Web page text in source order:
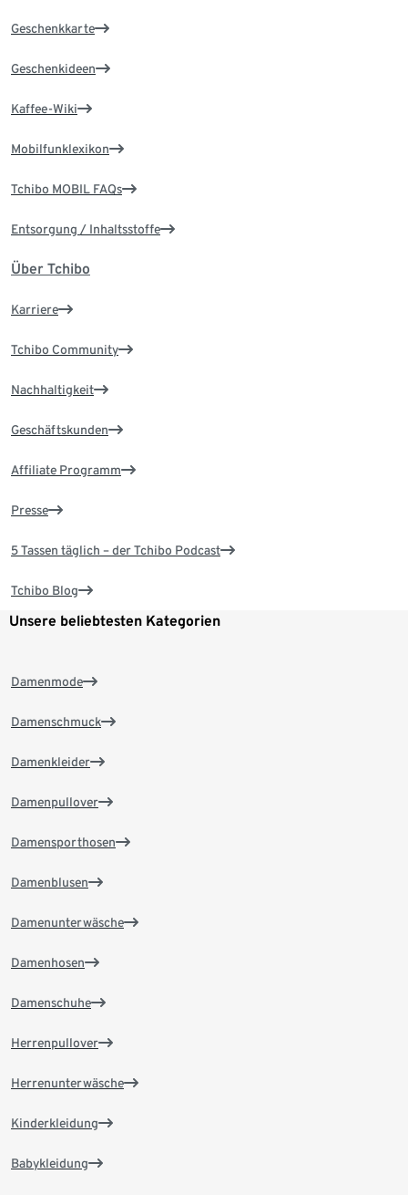
Geschenkkarte
Geschenkideen
Kaffee-Wiki
Mobilfunklexikon
Tchibo MOBIL FAQs
Entsorgung / Inhaltsstoffe
Über Tchibo
Karriere
Tchibo Community
Nachhaltigkeit
Geschäftskunden
Affiliate Programm
Presse
5 Tassen täglich – der Tchibo Podcast
Tchibo Blog
Unsere beliebtesten Kategorien
Damenmode
Damenschmuck
Damenkleider
Damenpullover
Damensporthosen
Damenblusen
Damenunterwäsche
Damenhosen
Damenschuhe
Herrenpullover
Herrenunterwäsche
Kinderkleidung
Babykleidung